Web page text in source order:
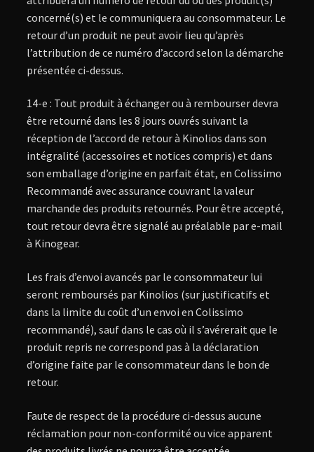
concerné(s) et le communiquera au consommateur. Le
retour d’un produit ne peut avoir lieu qu’après
l’attribution de ce numéro d’accord selon la démarche
présentée ci-dessus.
14-e : Tout produit à échanger ou à rembourser devra
être retourné dans les 8 jours ouvrés suivant la
réception de l’accord de retour à Kinolios dans son
intégralité (accessoires et notices compris) et dans
son emballage d’origine en parfait état, en Colissimo
Recommandé avec assurance couvrant la valeur
marchande des produits retournés. Pour être accepté,
tout retour devra être signalé au préalable par e-mail
à Kinogear.
Les frais d’envoi avancés par le consommateur lui
seront remboursés par Kinolios (sur justificatifs et
dans la limite du coût d’un envoi en Colissimo
recommandé), sauf dans le cas où il s’avérerait que le
produit repris ne correspond pas à la déclaration
d’origine faite par le consommateur dans le bon de
retour.
Faute de respect de la procédure ci-dessus aucune
réclamation pour non-conformité ou vice apparent